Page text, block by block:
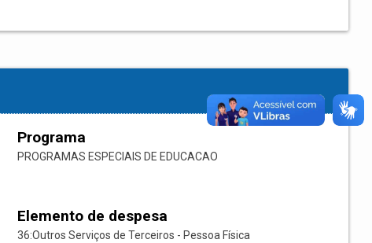
Programa
PROGRAMAS ESPECIAIS DE EDUCACAO
Elemento de despesa
36:Outros Serviços de Terceiros - Pessoa Física